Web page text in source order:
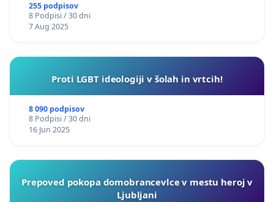
255 podpisov
8 Podpisi / 30 dni
7 Aug 2025
Proti LGBT ideologiji v šolah in vrtcih!
8 090 podpisov
8 Podpisi / 30 dni
16 Jun 2025
Prepoved pokopa domobrancevlce v mestu heroj v
Ljubljani